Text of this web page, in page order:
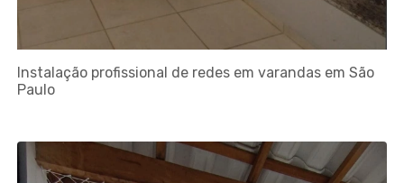
Instalação profissional de redes em varandas em São
Paulo